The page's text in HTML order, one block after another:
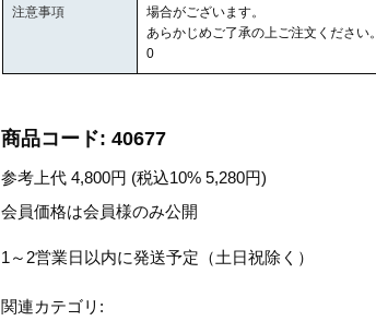
注意事項
場合がございます。
あらかじめご了承の上ご注文ください。
0
商品コード: 40677
参考上代 4,800円 (税込10%5,280円)
会員価格は会員様のみ公開
1～2営業日以内に発送予定（土日祝除く）
関連カテゴリ: